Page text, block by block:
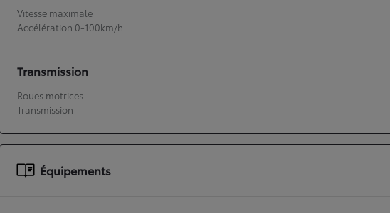
À partir de 19 700 €
Nouvelle Yaris Cross
HYBRIDE
Vitesse maximale
Accélération 0-100km/h
Transmission
Roues motrices
Transmission
Équipements